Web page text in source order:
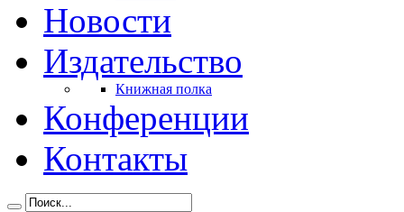
Новости
Издательство
Книжная полка
Конференции
Контакты